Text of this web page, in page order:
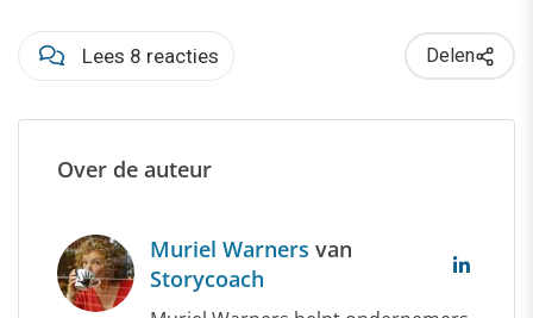
Lees 8 reacties Delen
Over de auteur
Muriel Warners van
Storycoach